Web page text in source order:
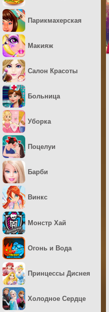
Парикмахерская
Макияж
Салон Красоты
Больница
Уборка
Поцелуи
Барби
Винкс
Монстр Хай
Огонь и Вода
Принцессы Диснея
Холодное Сердце